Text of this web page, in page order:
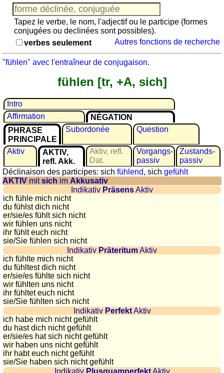
Jeu
avec
des
nombres
de
langues
espagnol
français
italien
latin
portugais
roumain
néerlandais
Utilités
Convertisseurs
d'unités
Plaques
d'immatriculation
Coucher
du
soleil
Balades
à
vélo
Petit
vocabulaire
pour
le
Tapez le verbe, le nom, l'adjectif ou le participe (formes
conjugées ou declinées sont possibles).
verbes seulement
Autres fonctions de recherche
"fühlen" avec l'entraîneur de conjugaison.
fühlen [tr, +A, sich]
Intro
Affirmation
NÉGATION
PHRASE
PRINCIPALE
Subordonée Question
Aktiv
AKTIV,
refl. Akk.
Aktiv, refl.
Dat.
Vorgangs­
passiv
Zustands­
passiv
Déclinaison des participes: sich fühlend, sich gefühlt
AKTIV mitsich im Akkusativ
Indikativ PräsensAktiv
ich fühle mich nicht
du fühlst dich nicht
er/sie/es fühlt sich nicht
wir fühlen uns nicht
ihr fühlt euch nicht
sie/Sie fühlen sich nicht
Indikativ PräteritumAktiv
ich fühlte mich nicht
du fühltest dich nicht
er/sie/es fühlte sich nicht
wir fühlten uns nicht
ihr fühltet euch nicht
sie/Sie fühlten sich nicht
Indikativ PerfektAktiv
ich habe mich nicht gefühlt
du hast dich nicht gefühlt
er/sie/es hat sich nicht gefühlt
wir haben uns nicht gefühlt
ihr habt euch nicht gefühlt
sie/Sie haben sich nicht gefühlt
Indikativ PlusquamperfektAktiv